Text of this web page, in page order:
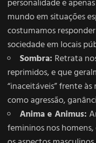
personalidade e
mundo em situações
costumamos
sociedade em locais
Sombra: Retrata
reprimidos, e que
“inaceitáveis” frente
como agressão,
Anima e Animus:
femininos nos